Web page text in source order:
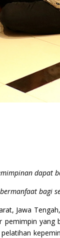
dapat
bagi
Jawa